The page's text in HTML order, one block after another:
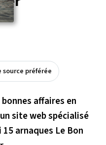
préférée
affaires en
site web spécialisé
arnaques Le Bon